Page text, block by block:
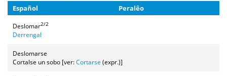
Español Peralêo
Deslomar2/2
Derrengal
Deslomarse
Cortalse un sobo [ver:Cortarse (expr.)]